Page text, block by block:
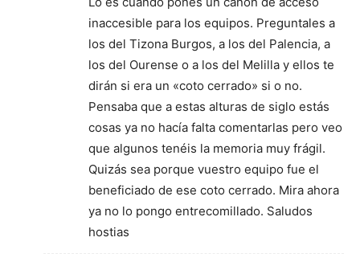
inaccesible para los equipos. Preguntales a
los del Tizona Burgos, a los del Palencia, a
los del Ourense o a los del Melilla y ellos te
dirán si era un «coto cerrado» si o no.
Pensaba que a estas alturas de siglo estás
cosas ya no hacía falta comentarlas pero veo
que algunos tenéis la memoria muy frágil.
Quizás sea porque vuestro equipo fue el
beneficiado de ese coto cerrado. Mira ahora
ya no lo pongo entrecomillado. Saludos
hostias